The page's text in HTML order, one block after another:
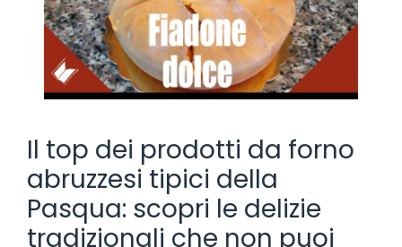
Il top dei prodotti da forno
abruzzesi tipici della
Pasqua: scopri le delizie
tradizionali che non puoi